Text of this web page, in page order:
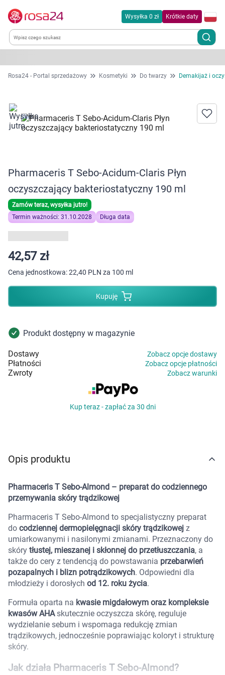
Wysyłka 0 zł Krótkie daty
Kategorie
Dla zwierząt
Zdrowie
Kobieta w ciąży i mama
Dziecko
Higiena
Kosmetyki
Mężczyzna
Zdrowy styl życia
Zabawki
Marki
Rosa24 - Portal sprzedażowy Kosmetyki Do twarzy Demakijaż i
Pharmaceris T Sebo-Acidum-Claris Płyn
oczyszczający bakteriostatyczny 190 ml
Zamów teraz, wysyłka jutro!
Termin ważności: 31.10.2028
Długa data
42,57 zł
Cena jednostkowa:22,40 PLN za 100 ml
Kupuję
Produkt dostępny w magazynie
Dostawy Zobacz opcje dostawy
Płatności Zobacz opcje płatności
Zwroty Zobacz warunki
Kup teraz - zapłać za 30 dni
Opis produktu
Pharmaceris T Sebo-Almond – preparat do codziennego
przemywania skóry trądzikowej
Pharmaceris T Sebo-Almond to specjalistyczny preparat
do codziennej dermopielęgnacji skóry trądzikowej z
umiarkowanymi i nasilonymi zmianami. Przeznaczony do
skóry tłustej, mieszanej i skłonnej do przetłuszczania, a
także do cery z tendencją do powstawania przebarwień
pozapalnych i blizn potrądzikowych. Odpowiedni dla
młodzieży i dorosłych od 12. roku życia.
Formuła oparta na kwasie migdałowym oraz kompleksie
kwasów AHAskutecznie oczyszcza skórę, reguluje
wydzielanie sebum i wspomaga redukcję zmian
trądzikowych, jednocześnie poprawiając koloryt i strukturę
skóry.
Jak działa Pharmaceris T Sebo-Almond?